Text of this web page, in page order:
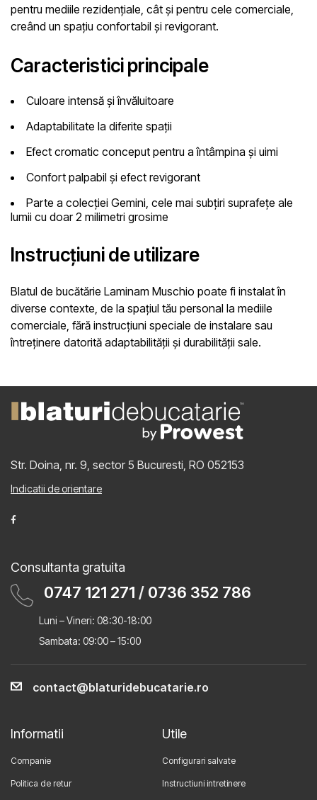
pentru mediile rezidențiale, cât și pentru cele comerciale,
creând un spațiu confortabil și revigorant.
Caracteristici principale
Culoare intensă și învăluitoare
Adaptabilitate la diferite spații
Efect cromatic conceput pentru a întâmpina și uimi
Confort palpabil și efect revigorant
Parte a colecției Gemini, cele mai subțiri suprafețe ale
lumii cu doar 2 milimetri grosime
Instrucțiuni de utilizare
Blatul de bucătărie Laminam Muschio poate fi instalat în
diverse contexte, de la spațiul tău personal la mediile
comerciale, fără instrucțiuni speciale de instalare sau
întreținere datorită adaptabilității și durabilității sale.
Str. Doina, nr. 9, sector 5 Bucuresti, RO 052153
Indicatii de orientare
Consultanta gratuita
0747 121 271 / 0736 352 786
Luni – Vineri: 08:30-18:00
Sambata: 09:00 – 15:00
contact@blaturidebucatarie.ro
Informatii
Companie
Politica de retur
Utile
Configurari salvate
Instructiuni intretinere